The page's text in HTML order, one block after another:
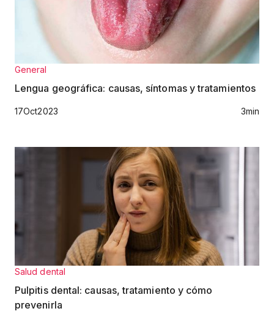
General
Lengua geográfica: causas, síntomas y tratamientos
17Oct2023 3min
Salud dental
Pulpitis dental: causas, tratamiento y cómo
prevenirla